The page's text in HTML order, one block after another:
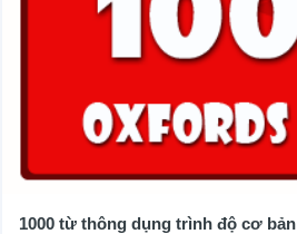
1000 từ thông dụng trình độ cơ bản